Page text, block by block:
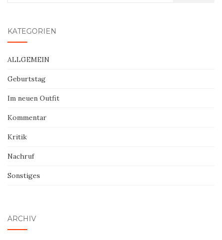
KATEGORIEN
ALLGEMEIN
Geburtstag
Im neuen Outfit
Kommentar
Kritik
Nachruf
Sonstiges
ARCHIV